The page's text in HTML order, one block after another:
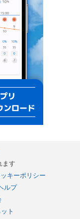
ます
キーポリシー
ルプ
ト